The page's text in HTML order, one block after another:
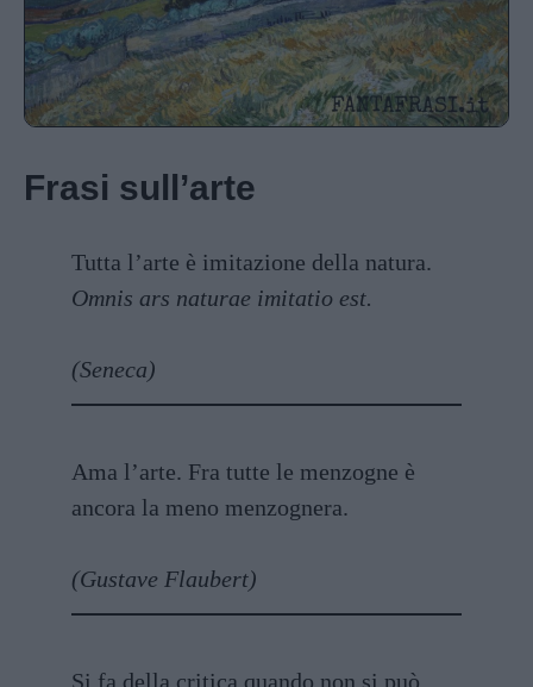
Frasi sull’arte
Tutta l’arte è imitazione della natura.
Omnis ars naturae imitatio est.
(Seneca)
Ama l’arte. Fra tutte le menzogne è
ancora la meno menzognera.
(Gustave Flaubert)
Si fa della critica quando non si può